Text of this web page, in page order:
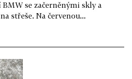
se začerněnými skly a
střeše. Na červenou...